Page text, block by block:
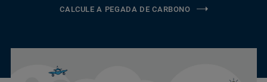
CALCULE A PEGADA DE CARBONO